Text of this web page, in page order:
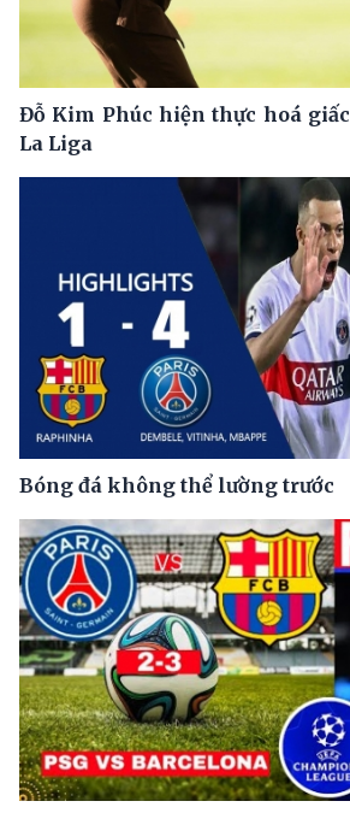
Đỗ Kim Phúc hiện thực hoá
La Liga
Bóng đá không thể lường trước